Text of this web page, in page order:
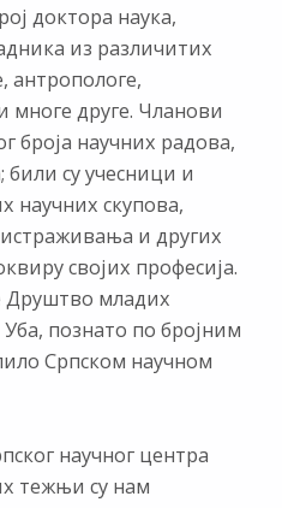
доктора наука,
из различитих
антропологе,
многе друге. Чланови
броја научних радова,
били су учесници и
научних скупова,
и других
својих професија.
Друштво младих
познато по бројним
Српском научном
научног центра
тежњи су нам